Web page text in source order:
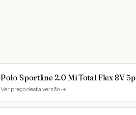
Polo Sportline 2.0 Mi Total Flex 8V 5p
Ver preço desta versão →